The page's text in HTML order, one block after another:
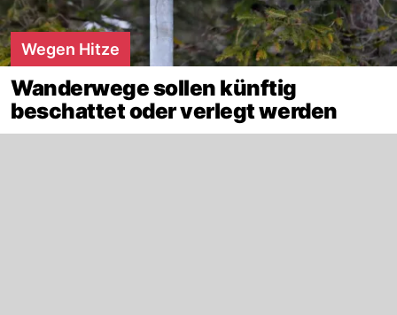
Wegen Hitze
Wanderwege sollen künftig
beschattet oder verlegt werden